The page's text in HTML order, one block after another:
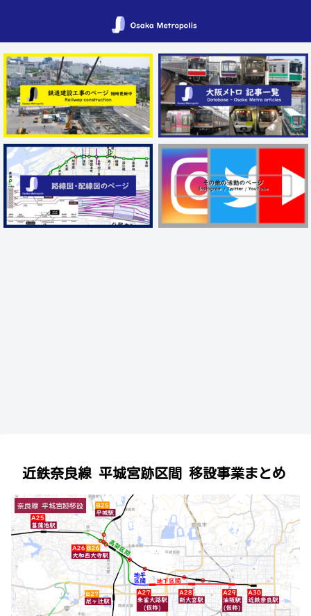
近鉄奈良線 平城宮跡区間 移設事業まとめ
奈良線 平城宮跡移設